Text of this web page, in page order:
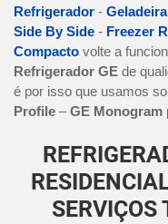
Refrigerador - Geladeira
Side By Side - Freezer
Compacto volte a
Refrigerador GE de
é por isso que usamos
Profile –GE Monogram
SERVIÇOS